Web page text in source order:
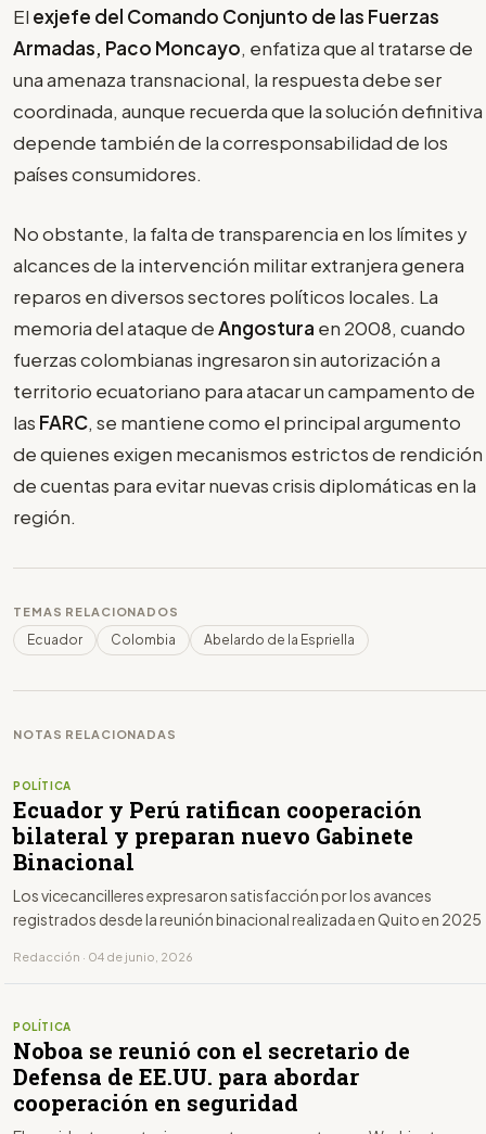
El exjefe del Comando Conjunto de las Fuerzas
Armadas, Paco Moncayo, enfatiza que al tratarse de
una amenaza transnacional, la respuesta debe ser
coordinada, aunque recuerda que la solución definitiva
depende también de la corresponsabilidad de los
países consumidores.
No obstante, la falta de transparencia en los límites y
alcances de la intervención militar extranjera genera
reparos en diversos sectores políticos locales. La
memoria del ataque deAngostura en 2008, cuando
fuerzas colombianas ingresaron sin autorización a
territorio ecuatoriano para atacar un campamento de
las FARC, se mantiene como el principal argumento
de quienes exigen mecanismos estrictos de rendición
de cuentas para evitar nuevas crisis diplomáticas en la
región.
TEMAS RELACIONADOS
Ecuador Colombia Abelardo de la Espriella
NOTAS RELACIONADAS
POLÍTICA
Ecuador y Perú ratifican cooperación
bilateral y preparan nuevo Gabinete
Binacional
Los vicecancilleres expresaron satisfacción por los avances
registrados desde la reunión binacional realizada en Quito en 2025
Redacción · 04 de junio, 2026
POLÍTICA
Noboa se reunió con el secretario de
Defensa de EE.UU. para abordar
cooperación en seguridad